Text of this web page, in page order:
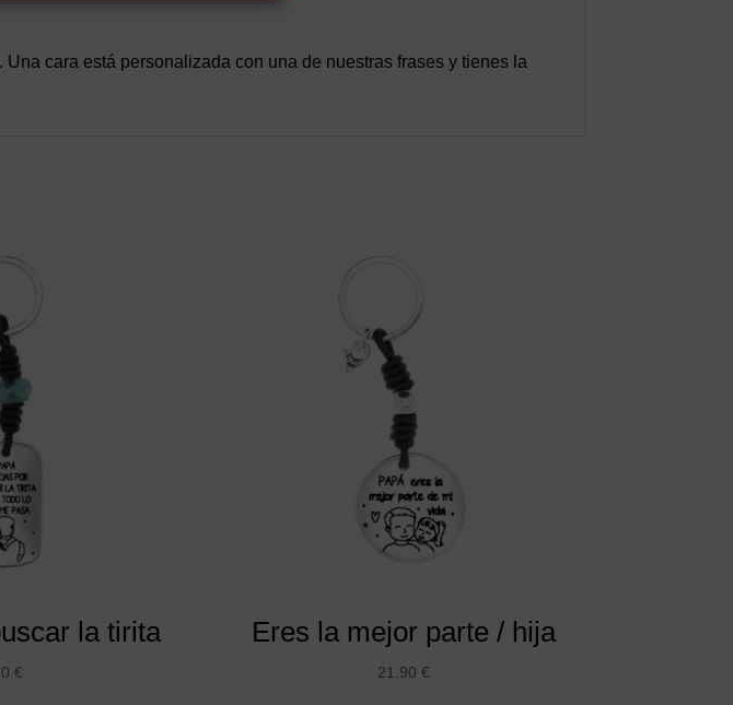
cara está personalizada con una de nuestras frases y tienes la
la tirita
€
Eres la mejor parte / hija
21,90 €